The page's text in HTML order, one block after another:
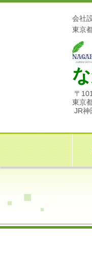
会社
東京
〒
東京
JR神